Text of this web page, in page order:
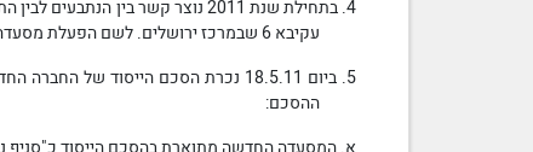
4. בתחילת שנת 2011 נוצר קשר בין הנתבעים לבין התובע. לאחר שיחות
עקיבא 6 שבמרכז ירושלים. לשם הפעלת מסעדה זו הוקמה נתבעת 5, חברת סושי רחביה דאון טאון בע"מ. נתבעת 5 תכונה להלן: "המסעדה החדשה" או "החברה החדשה".
5. ביום 18.5.11 נכרת הסכם הייסוד של החברה החדשה. ההסכם נושא את הכותרת "הסכם
ההסכם: